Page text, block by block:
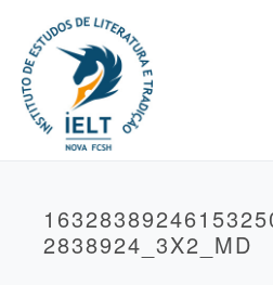
2838924_3X2_MD